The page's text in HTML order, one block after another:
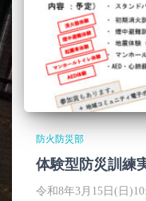
防火防災部
体験型防災訓練
令和8年3月15日(日